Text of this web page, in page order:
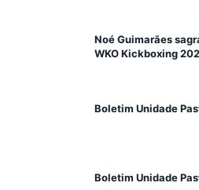
Noé Guimarães
WKO Kickboxing
Boletim Unidade
Boletim Unidade